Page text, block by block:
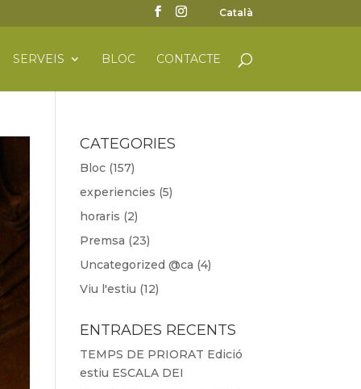
Català
SERVEIS BLOC CONTACTE
CATEGORIES
Bloc(157)
experiencies (5)
horaris (2)
Premsa (23)
Uncategorized @ca (4)
Viu l'estiu (12)
ENTRADES RECENTS
TEMPS DE PRIORAT Edició
estiu ESCALA DEI